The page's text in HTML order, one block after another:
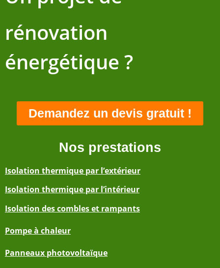
rénovation
énergétique ?
Demandez un devis gratuit !
Nos prestations
Isolation thermique par l’extérieur
Isolation thermique par l’intérieur
Isolation des combles et rampants
Pompe à chaleur
Panneaux photovoltaïque